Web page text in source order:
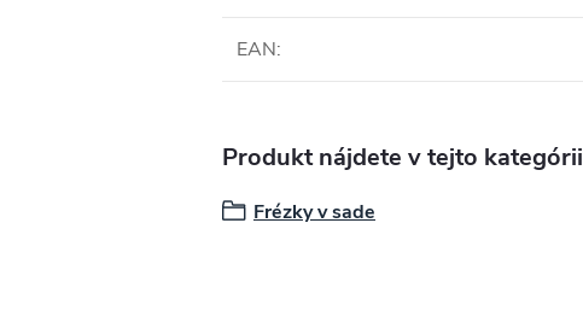
EAN:
Produkt nájdete v tejto kategórii
Frézky v sade